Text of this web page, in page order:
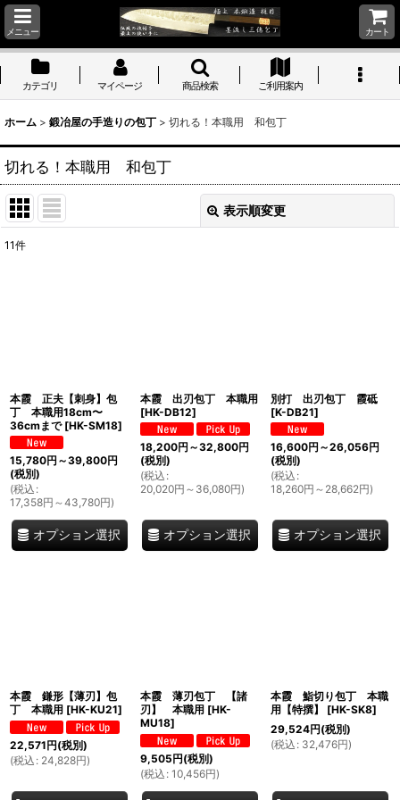
メニュー カート
カテゴリ マイページ 商品検索 ご利用案内
ホーム > 鍛冶屋の手造りの包丁 > 切れる！本職用 和包丁
切れる！本職用 和包丁
表示順変更
11件
本霞 正夫【刺身】包
丁 本職用18cm〜
36cmまで [HK-SM18]
15,780円 ～39,800円
(税別)
(税込 :
17,358円 ～43,780円)
オプション選択
本霞 出刃包丁 本職用
[HK-DB12]
18,200円 ～32,800円
(税別)
(税込 :
20,020円 ～36,080円)
オプション選択
別打 出刃包丁 霞砥
[K-DB21]
16,600円 ～26,056円
(税別)
(税込 :
18,260円 ～28,662円)
オプション選択
本霞 鎌形【薄刃】包
丁 本職用 [HK-KU21]
22,571円(税別)
(税込 : 24,828円)
本霞 薄刃包丁 【諸
刃】 本職用 [HK-
MU18]
9,505円(税別)
(税込 : 10,456円)
本霞 鮨切り包丁 本職
用【特撰】
[HK-SK8]
29,524円(税別)
(税込 : 32,476円)